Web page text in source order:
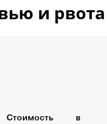
и рвота
Стоимость в